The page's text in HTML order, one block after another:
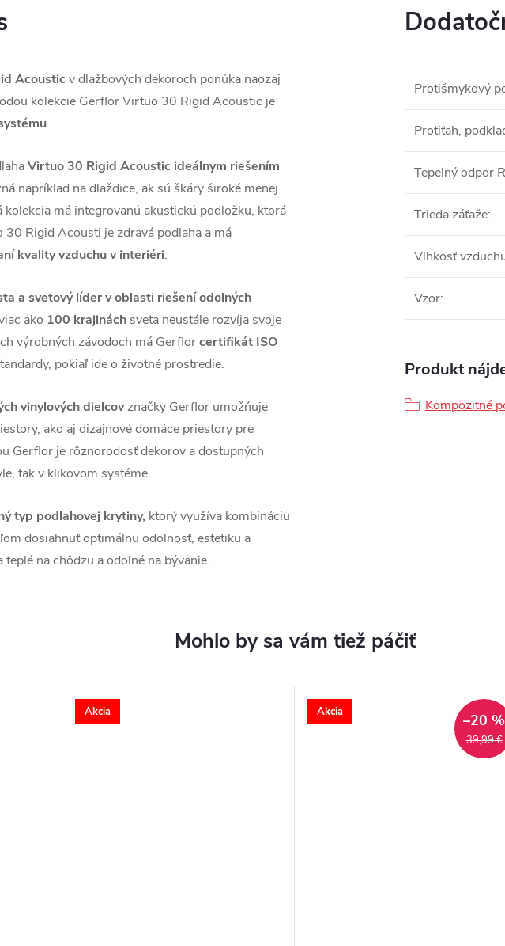
Acousticv dlažbových dekoroch ponúka naozaj
kolekcie Gerflor Virtuo 30 Rigid Acoustic je
.
Virtuo 30 Rigid Acoustic ideálnym riešením
napríklad na dlaždice, ak sú škáry široké menej
má integrovanú akustickú podložku, ktorá
Rigid Acousti je zdravá podlaha a má
kvality vzduchu v interiéri.
a svetový líder v oblasti riešení odolných
ako 100 krajinách sveta neustále rozvíja svoje
výrobných závodoch má Gerflorcertifikát ISO
pokiaľ ide o životné prostredie.
vinylových dielcovznačky Gerflor umožňuje
ako aj dizajnové domáce priestory pre
Gerflor je rôznorodosť dekorov a dostupných
tak v klikovom systéme.
typ podlahovej krytiny, ktorý využíva kombináciu
dosiahnuť optimálnu odolnosť, estetiku a
na chôdzu a odolné na bývanie.
Protišmykový
Protiťah,
Tepelný odpor
Trieda záťaže:
Vlhkosť
Vzor:
Produkt
Kompozitné
Akcia Akcia
39,99 €
–20 %